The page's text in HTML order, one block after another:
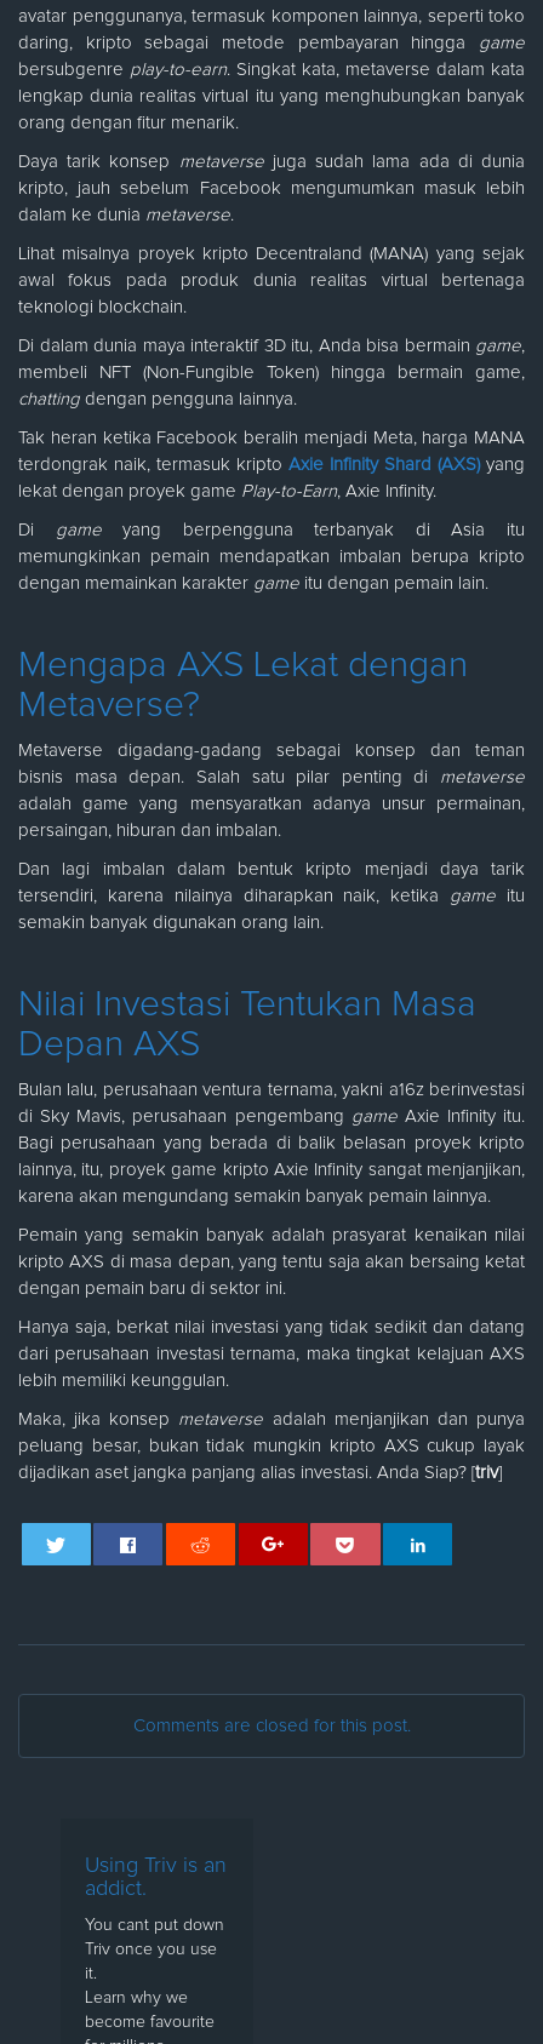
avatar penggunanya, termasuk komponen lainnya, seperti toko
daring, kripto sebagai metode pembayaran hingga game
bersubgenre play-to-earn. Singkat kata, metaverse dalam kata
lengkap dunia realitas virtual itu yang menghubungkan banyak
orang dengan fitur menarik.
Daya tarik konsep metaverse juga sudah lama ada di dunia
kripto, jauh sebelum Facebook mengumumkan masuk lebih
dalam ke dunia metaverse.
Lihat misalnya proyek kripto Decentraland (MANA) yang sejak
awal fokus pada produk dunia realitas virtual bertenaga
teknologi blockchain.
Di dalam dunia maya interaktif 3D itu, Anda bisa bermain game,
membeli NFT (Non-Fungible Token) hingga bermain game,
chatting dengan pengguna lainnya.
Tak heran ketika Facebook beralih menjadi Meta, harga MANA
terdongrak naik, termasuk kripto Axie Infinity Shard (AXS)yang
lekat dengan proyek game Play-to-Earn, Axie Infinity.
Di gameyang berpengguna terbanyak di Asia itu
memungkinkan pemain mendapatkan imbalan berupa kripto
dengan memainkan karakter game itu dengan pemain lain.
Mengapa AXS Lekat dengan
Metaverse?
Metaverse digadang-gadang sebagai konsep dan teman
bisnis masa depan. Salah satu pilar penting di metaverse
adalah game yang mensyaratkan adanya unsur permainan,
persaingan, hiburan dan imbalan.
Dan lagi imbalan dalam bentuk kripto menjadi daya tarik
tersendiri, karena nilainya diharapkan naik, ketika game itu
semakin banyak digunakan orang lain.
Nilai Investasi Tentukan Masa
Depan AXS
Bulan lalu, perusahaan ventura ternama, yakni a16z berinvestasi
di Sky Mavis, perusahaan pengembang game Axie Infinity itu.
Bagi perusahaan yang berada di balik belasan proyek kripto
lainnya, itu, proyek game kripto Axie Infinity sangat menjanjikan,
karena akan mengundang semakin banyak pemain lainnya.
Pemain yang semakin banyak adalah prasyarat kenaikan nilai
kripto AXS di masa depan, yang tentu saja akan bersaing ketat
dengan pemain baru di sektor ini.
Hanya saja, berkat nilai investasi yang tidak sedikit dan datang
dari perusahaan investasi ternama, maka tingkat kelajuan AXS
lebih memiliki keunggulan.
Maka, jika konsep metaverse adalah menjanjikan dan punya
peluang besar, bukan tidak mungkin kripto AXS cukup layak
dijadikan aset jangka panjang alias investasi. Anda Siap? [triv]
Comments are closed for this post.
Using Triv is an
addict.
You cant put down
Triv once you use
it.
Learn why we
become favourite